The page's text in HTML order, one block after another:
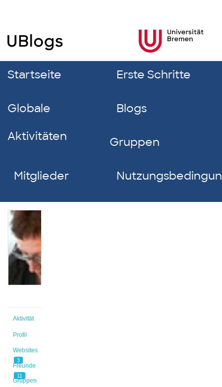
Startseite Erste Schritte
Globale
Aktivitäten
Blogs
Gruppen
Mitglieder
Aktivität
Profil
Websites
3
Freunde
11
Gruppen